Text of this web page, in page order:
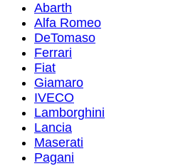
Abarth
Alfa Romeo
DeTomaso
Ferrari
Fiat
Giamaro
IVECO
Lamborghini
Lancia
Maserati
Pagani